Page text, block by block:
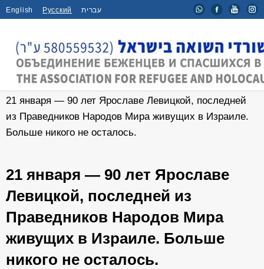
English Русский עברית
Главная / Новости /
21 января — 90 лет Ярославе Левицкой, последней
из Праведников Народов Мира живущих в Израиле.
Больше никого не осталось.
21 января — 90 лет Ярославе
Левицкой, последней из
Праведников Народов Мира
живущих в Израиле. Больше
никого не осталось.